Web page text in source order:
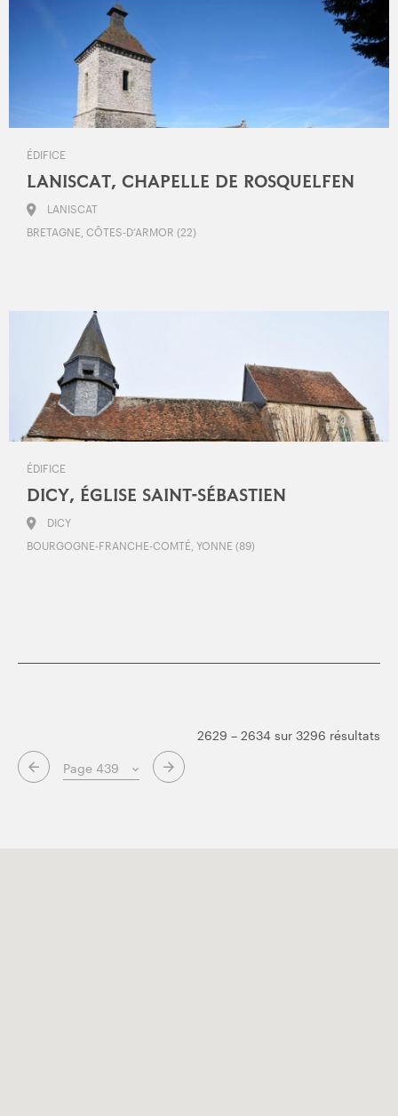
ÉDIFICE
LANISCAT, CHAPELLE DE ROSQUELFEN
LANISCAT
BRETAGNE, CÔTES-D’ARMOR (22)
ÉDIFICE
DICY, ÉGLISE SAINT-SÉBASTIEN
DICY
BOURGOGNE-FRANCHE-COMTÉ, YONNE (89)
Page suivante
2629 – 2634 sur 3296 résultats